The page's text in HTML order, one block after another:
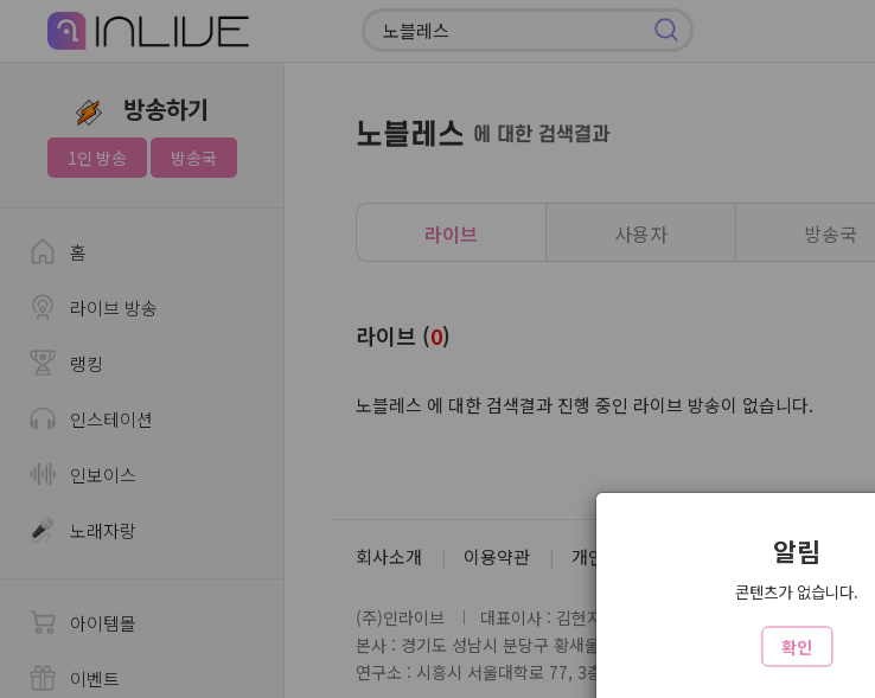
알림
콘텐츠가 없습니다.
확인
방송하기
1인 방송 방송국
홈
라이브 방송
랭킹
인스테이션
인보이스
노래자랑
아이템몰
이벤트
노블레스 에 대한 검색결과
라이브 사용자 방송국
라이브 (0)
노블레스 에 대한 검색결과 진행 중인 라이브 방송이 없습니다.
회사소개 이용약관 개인정보처리방침 유료서비스 약관
(주)인라이브 대표이사 : 김현지
본사 : 경기도 성남시 분당구 황새울로359번길 7 3층
전화 : 1588-1164
연구소 : 시흥시 서울대학로 77, 3층 324